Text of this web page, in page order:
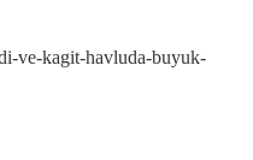
ve-kagit-havluda-buyuk-